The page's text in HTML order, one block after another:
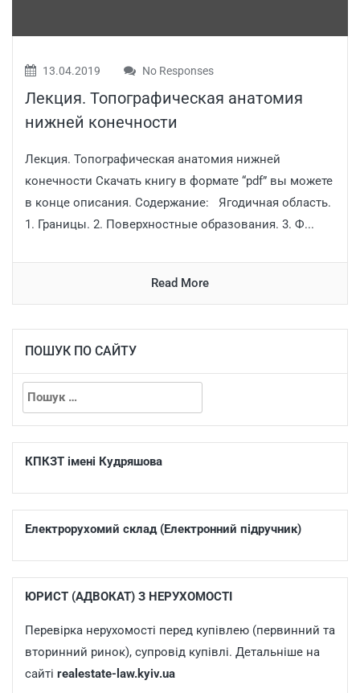
13.04.2019 No Responses
Лекция. Топографическая анатомия
нижней конечности
Лекция. Топографическая анатомия нижней
конечности Скачать книгу в формате “pdf” вы можете
в конце описания. Содержание: Ягодичная область.
1. Границы. 2. Поверхностные образования. 3. Ф...
Read More
ПОШУК ПО САЙТУ
КПКЗТ імені Кудряшова
Електрорухомий склад (Електронний підручник)
ЮРИСТ (АДВОКАТ) З НЕРУХОМОСТІ
Перевірка нерухомості перед купівлею (первинний та
вторинний ринок), супровід купівлі. Детальніше на
сайті realestate-law.kyiv.ua